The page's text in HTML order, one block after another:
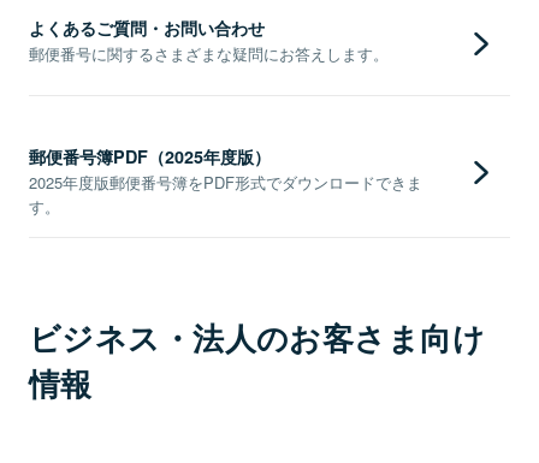
よくあるご質問・お問い合わせ
郵便番号に関するさまざまな疑問にお答えします。
郵便番号簿PDF（2025年度版）
2025年度版郵便番号簿をPDF形式でダウンロードできま
す。
ビジネス・法人のお客さま向け
情報